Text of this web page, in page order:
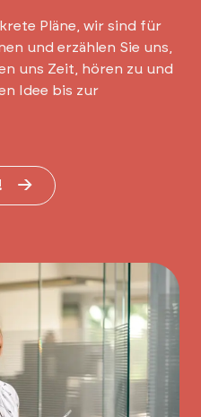
Pläne, wir sind für
und erzählen Sie uns,
uns Zeit, hören zu und
Idee bis zur